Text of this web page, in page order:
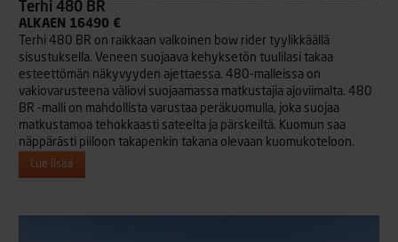
Terhi 480 BR
ALKAEN 16490 €
Terhi 480 BR on raikkaan valkoinen bow rider tyylikkäällä
sisustuksella. Veneen suojaava kehyksetön tuulilasi takaa
esteettömän näkyvyyden ajettaessa. 480-malleissa on
vakiovarusteena väliovi suojaamassa matkustajia ajoviimalta. 480
BR -malli on mahdollista varustaa peräkuomulla, joka suojaa
matkustamoa tehokkaasti sateelta ja pärskeiltä. Kuomun saa
näppärästi piiloon takapenkin takana olevaan kuomukoteloon.
Lue lisää